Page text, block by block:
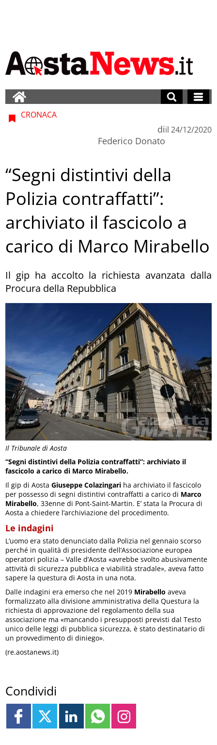
Il Tribunale di Aosta
CRONACA
di
Federico Donato
il 24/12/2020
“Segni distintivi della
Polizia contraffatti”:
archiviato il fascicolo a
carico di Marco Mirabello
Il gip ha accolto la richiesta avanzata dalla
Procura della Repubblica
“Segni distintivi della Polizia contraffatti”: archiviato il
fascicolo a carico di Marco Mirabello.
Il gip di AostaGiuseppe Colazingari ha archiviato il fascicolo
per possesso di segni distintivi contraffatti a carico di Marco
Mirabello, 33enne di Pont-Saint-Martin. E’ stata la Procura di
Aosta a chiedere l’archiviazione del procedimento.
Le indagini
L’uomo era stato denunciato dalla Polizia nel gennaio scorso
perché in qualità di presidente dell’Associazione europea
operatori polizia – Valle d’Aosta «avrebbe svolto abusivamente
attività di sicurezza pubblica e viabilità stradale», aveva fatto
sapere la questura di Aosta in una nota.
Dalle indagini era emerso che nel 2019 Mirabello aveva
formalizzato alla divisione amministrativa della Questura la
richiesta di approvazione del regolamento della sua
associazione ma «mancando i presupposti previsti dal Testo
unico delle leggi di pubblica sicurezza, è stato destinatario di
un provvedimento di diniego».
(re.aostanews.it)
Condividi